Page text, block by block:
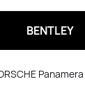
BENTLEY